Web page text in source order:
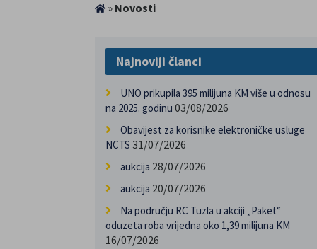
» Novosti
Najnoviji članci
UNO prikupila 395 milijuna KM više u odnosu
na 2025. godinu 03/08/2026
Obavijest za korisnike elektroničke usluge
NCTS 31/07/2026
aukcija 28/07/2026
aukcija 20/07/2026
Na području RC Tuzla u akciji „Paket“
oduzeta roba vrijedna oko 1,39 milijuna KM
16/07/2026